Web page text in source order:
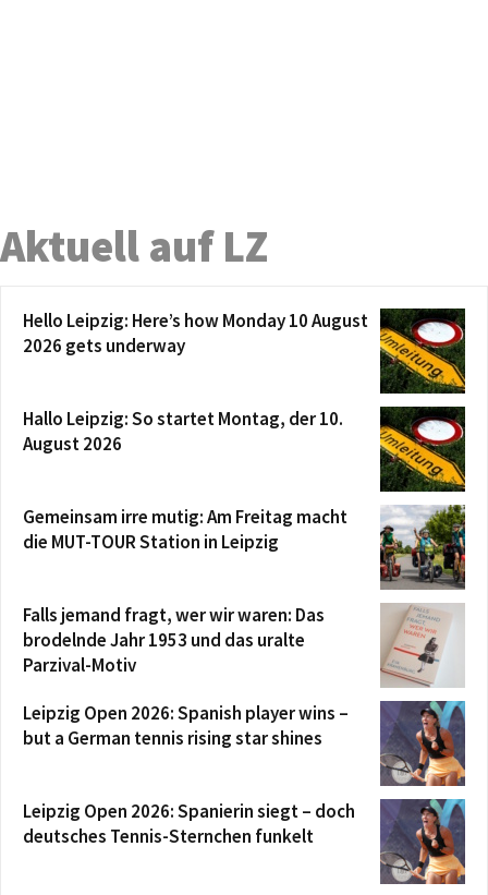
Aktuell auf LZ
Hello Leipzig: Here’s how Monday 10 August
2026 gets underway
Hallo Leipzig: So startet Montag, der 10.
August 2026
Gemeinsam irre mutig: Am Freitag macht
die MUT-TOUR Station in Leipzig
Falls jemand fragt, wer wir waren: Das
brodelnde Jahr 1953 und das uralte
Parzival-Motiv
Leipzig Open 2026: Spanish player wins –
but a German tennis rising star shines
Leipzig Open 2026: Spanierin siegt – doch
deutsches Tennis-Sternchen funkelt